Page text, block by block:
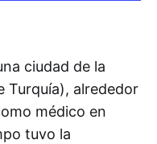
ciudad de la
Turquía), alrededor
médico en
tuvo la